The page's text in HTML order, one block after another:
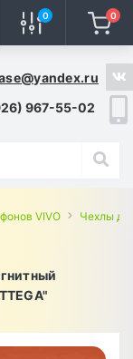
0 0
967-55-02
VIVO Чехлы